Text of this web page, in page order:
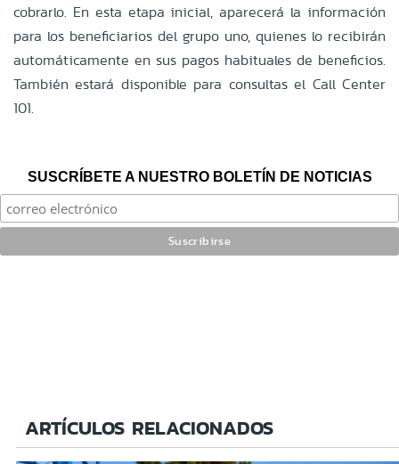
cobrarlo. En esta etapa inicial, aparecerá la información
para los beneficiarios del grupo uno, quienes lo recibirán
automáticamente en sus pagos habituales de beneficios.
También estará disponible para consultas el Call Center
101.
SUSCRÍBETE A NUESTRO BOLETÍN DE NOTICIAS
ARTÍCULOS RELACIONADOS